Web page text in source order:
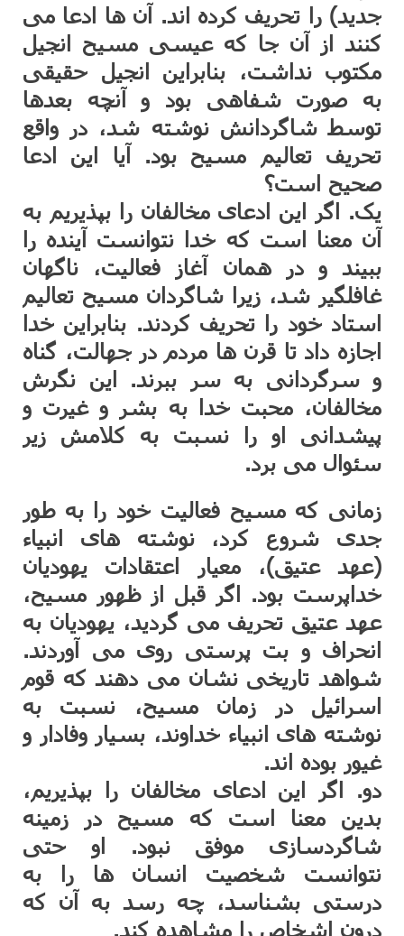
جدید) را تحریف کرده اند. آن ها ادعا می
کنند از آن جا که عیسی مسیح انجیل
مکتوب نداشت، بنابراین انجیل حقیقی
به صورت شفاهی بود و آنچه بعدها
توسط شاگردانش نوشته شد، در واقع
تحریف تعالیم مسیح بود. آیا این ادعا
صحیح است؟
یک. اگر این ادعای مخالفان را بپذیریم به
آن معنا است که خدا نتوانست آینده را
ببیند و در همان آغاز فعالیت، ناگهان
غافلگیر شد، زیرا شاگردان مسیح تعالیم
استاد خود را تحریف کردند. بنابراین خدا
اجازه داد تا قرن ها مردم در جهالت، گناه
و سرگردانی به سر ببرند. این نگرش
مخالفان، محبت خدا به بشر و غیرت و
پیشدانی او را نسبت به کلامش زیر
سئوال می برد.
زمانی که مسیح فعالیت خود را به طور
جدی شروع کرد، نوشته های انبیاء
(عهد عتیق)، معیار اعتقادات یهودیان
خداپرست بود. اگر قبل از ظهور مسیح،
عهد عتیق تحریف می گردید، یهودیان به
انحراف و بت پرستی روی می آوردند.
شواهد تاریخی نشان می دهند که قوم
اسرائیل در زمان مسیح، نسبت به
نوشته های انبیاء خداوند، بسیار وفادار و
غیور بوده اند.
دو. اگر این ادعای مخالفان را بپذیریم،
بدین معنا است که مسیح در زمینه
شاگردسازی موفق نبود. او حتی
نتوانست شخصیت انسان ها را به
درستی بشناسد، چه رسد به آن که
درون اشخاص را مشاهده کند.